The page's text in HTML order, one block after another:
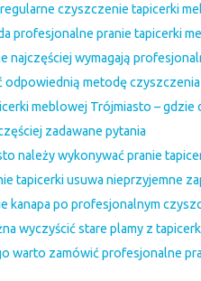
czyszczenie tapicerki
profesjonalne pranie tapicerki
najczęściej wymagają
odpowiednią metodę
meblowej Trójmiasto – gdzie
zadawane pytania
należy wykonywać pranie
tapicerki usuwa nieprzyjemne
kanapa po profesjonalnym
wyczyścić stare plamy z
warto zamówić profesjonalne